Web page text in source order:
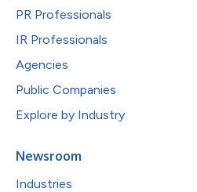
PR Professionals
IR Professionals
Agencies
Public Companies
Explore by Industry
Newsroom
Industries